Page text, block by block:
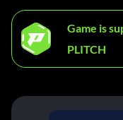
Game is
PLITCH